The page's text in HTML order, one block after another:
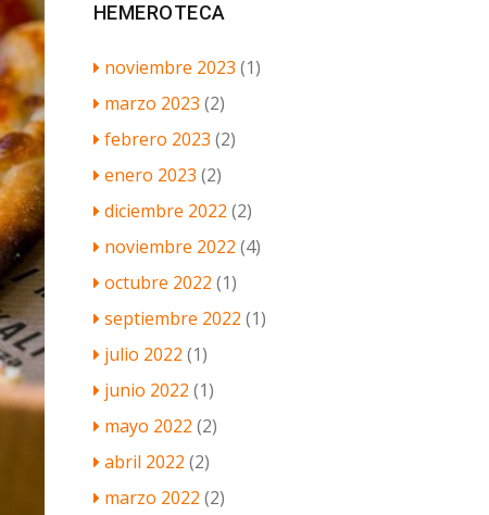
HEMEROTECA
noviembre 2023 (1)
marzo 2023 (2)
febrero 2023 (2)
enero 2023 (2)
diciembre 2022 (2)
noviembre 2022 (4)
octubre 2022 (1)
septiembre 2022 (1)
julio 2022 (1)
junio 2022 (1)
mayo 2022 (2)
abril 2022 (2)
marzo 2022 (2)